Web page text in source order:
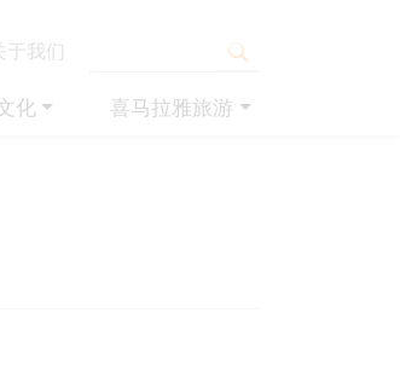
于我们
化 喜马拉雅旅游